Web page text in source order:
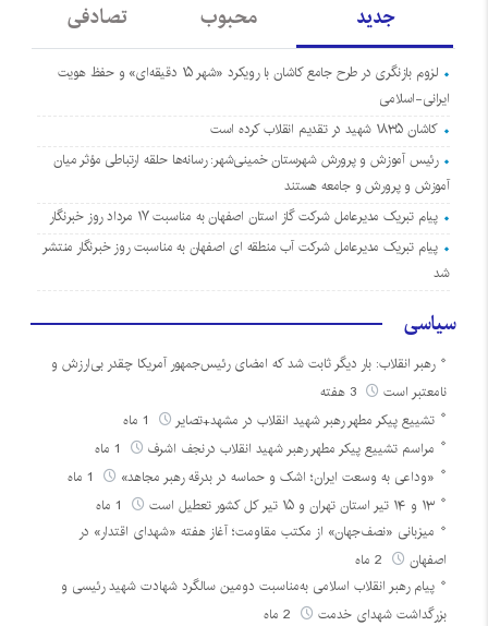
جدید محبوب تصادفی
لزوم بازنگری در طرح جامع کاشان با رویکرد «شهر ۱۵ دقیقه‌ای» و حفظ هویت
ایرانی-اسلامی
کاشان ۱۸۳۵ شهید در تقدیم انقلاب کرده است
رئیس آموزش و پرورش شهرستان خمینی‌شهر: رسانه‌ها حلقه ارتباطی مؤثر میان
آموزش و پرورش و جامعه هستند
پیام تبریک مدیرعامل شرکت گاز استان اصفهان به مناسبت ۱۷ مرداد روز خبرنگار
پیام تبریک مدیرعامل شرکت آب منطقه ای اصفهان به مناسبت روز خبرنگار منتشر
شد
سیاسی
رهبر انقلاب: بار دیگر ثابت شد که امضای رئیس‌جمهور آمریکا چقدر بی‌ارزش و
نامعتبر است
3 هفته
تشییع پیکر مطهر رهبر شهید انقلاب در مشهد+تصایر
مراسم تشییع پیکر مطهر رهبر شهید انقلاب درنجف اشرف
«وداعی به وسعت ایران؛ اشک و حماسه در بدرقه رهبر مجاهد»
۱۳ و ۱۴ تیر استان تهران و ۱۵ تیر کل کشور تعطیل است
میزبانی «نصف‌جهان» از مکتب مقاومت؛ آغاز هفته «شهدای اقتدار» در
اصفهان
پیام رهبر انقلاب اسلامی به‌مناسبت دومین سالگرد شهادت شهید رئیسی و
بزرگداشت شهدای خدمت